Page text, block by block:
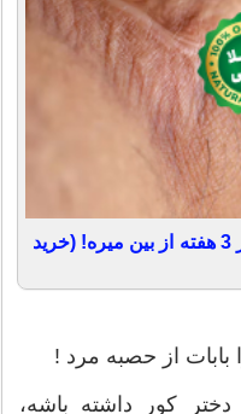
جای هر زخم و بخیه با این روش در 3 هفته از بین میره! (خرید
کور داشته باشه،